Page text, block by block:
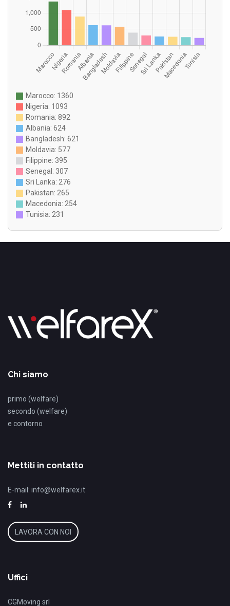
Marocco: 1360
Nigeria: 1093
Romania: 892
Albania: 624
Bangladesh: 621
Moldavia: 577
Filippine: 395
Senegal: 307
Sri Lanka: 276
Pakistan: 265
Macedonia: 254
Tunisia: 231
Chi siamo
primo (welfare)
secondo (welfare)
e contorno
Mettiti in contatto
E-mail: info@welfarex.it
LAVORA CON NOI
Uffici
CGMoving srl